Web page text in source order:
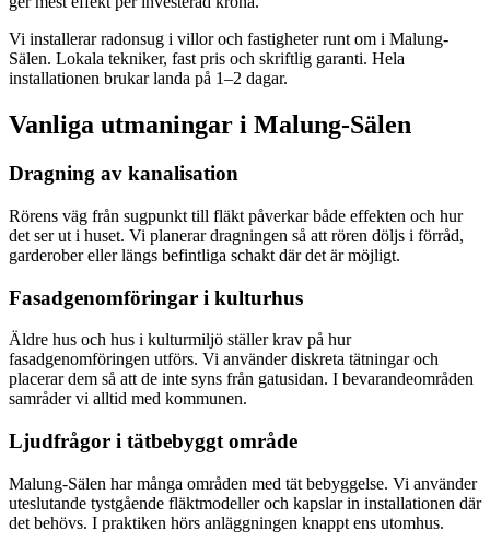
Vi installerar radonsug i villor och fastigheter runt om i Malung-
Sälen. Lokala tekniker, fast pris och skriftlig garanti. Hela
installationen brukar landa på 1–2 dagar.
Vanliga utmaningar i Malung-Sälen
Dragning av kanalisation
Rörens väg från sugpunkt till fläkt påverkar både effekten och hur
det ser ut i huset. Vi planerar dragningen så att rören döljs i förråd,
garderober eller längs befintliga schakt där det är möjligt.
Fasadgenomföringar i kulturhus
Äldre hus och hus i kulturmiljö ställer krav på hur
fasadgenomföringen utförs. Vi använder diskreta tätningar och
placerar dem så att de inte syns från gatusidan. I bevarandeområden
samråder vi alltid med kommunen.
Ljudfrågor i tätbebyggt område
Malung-Sälen har många områden med tät bebyggelse. Vi använder
uteslutande tystgående fläktmodeller och kapslar in installationen där
det behövs. I praktiken hörs anläggningen knappt ens utomhus.